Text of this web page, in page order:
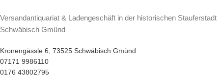
Versandantiquariat & Ladengeschäft in der historischen Stauferstadt
Schwäbisch Gmünd
Kronengässle 6, 73525 Schwäbisch Gmünd
07171 9986110
0176 43802795